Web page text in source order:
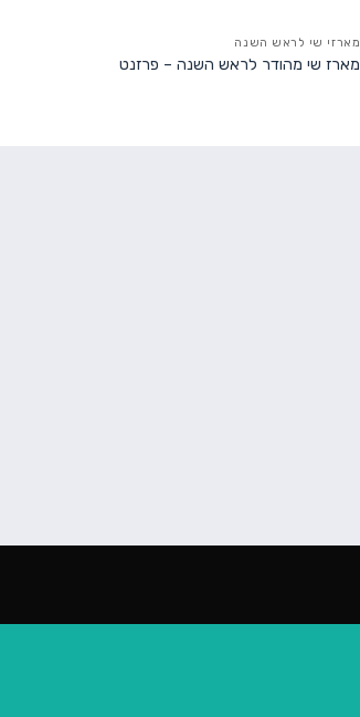
מארזי שי לראש השנה
מארז שי מהודר לראש השנה – פרזנט